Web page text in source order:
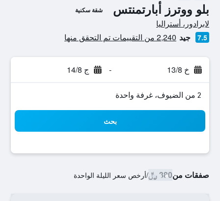
بلو ووترز أبارتمنتس شقة سكنية
تقييم فئة 0
لابرادور، أستراليا
7.5 جيد 2,240 من التقييمات تم التحقق منها
خ 13/8 - ج 14/8
2 من الضيوف، غرفة واحدة
بحث
صفقات من380 ﷼ /أرخص سعر الليلة الواحدة